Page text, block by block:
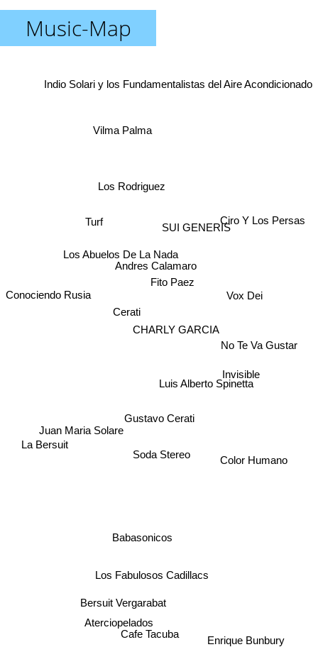
Music-Map
Gustavo Cerati
Soda Stereo
CHARLY GARCIA
Cerati
Los Fabulosos Cadillacs
Babasonicos
Luis Alberto Spinetta
Cafe Tacuba
Fito Paez
Aterciopelados
Los Abuelos De La Nada
Bersuit Vergarabat
Andres Calamaro
Invisible
Los Rodriguez
SUI GENERIS
Vilma Palma
Turf
Vox Dei
Color Humano
Indio Solari y los Fundamentalistas del Aire Acondicionado
Juan Maria Solare
La Bersuit
Enrique Bunbury
No Te Va Gustar
Ciro Y Los Persas
Conociendo Rusia